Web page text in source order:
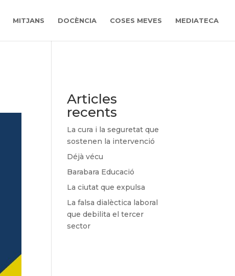
MITJANS DOCÈNCIA COSES MEVES MEDIATECA
Articles
recents
La cura i la seguretat que
sostenen la intervenció
Déjà vécu
Barabara Educació
La ciutat que expulsa
La falsa dialèctica laboral
que debilita el tercer
sector